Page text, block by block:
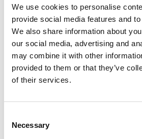
We use cookies to personalise
provide social media features and
We also share information about
our social media, advertising and
may combine it with other
provided to them or that they’ve
of their services.
Selection
Necessary
Je déclare avoir lu les